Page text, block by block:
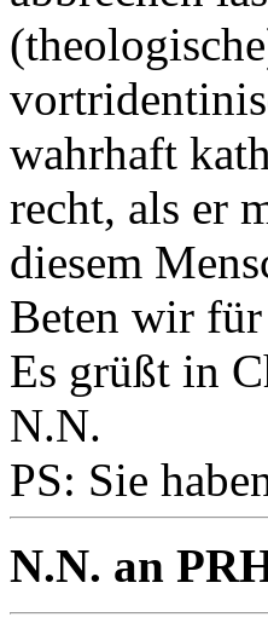
wahrhaft
recht, als er
diesem
Beten wir
Es grüßt in
N.N.
PS: Sie
N.N. an